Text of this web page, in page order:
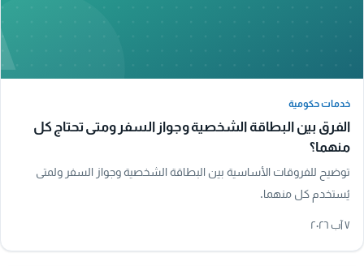
خدمات حكومية
الفرق بين البطاقة الشخصية وجواز السفر ومتى تحتاج كل
منهما؟
توضيح للفروقات الأساسية بين البطاقة الشخصية وجواز السفر ولمتى
يُستخدم كل منهما.
٧ آب ٢٠٢٦